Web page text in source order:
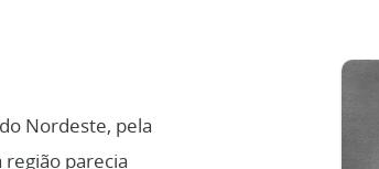
Nordeste, pela
região parecia